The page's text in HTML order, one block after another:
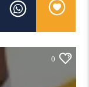
0